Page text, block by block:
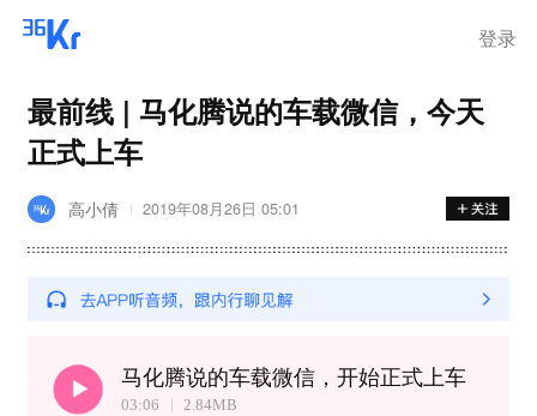
登录
最前线 | 马化腾说的车载微信，今天
正式上车
高小倩 2019年08月26日 05:01
马化腾说的车载微信，开始正式上车
03:06 2.84MB